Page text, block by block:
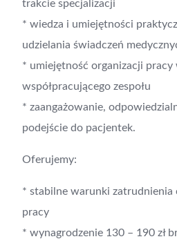
trakcie specjalizacji
* wiedza i umiejętności
udzielania świadczeń
* umiejętność organizacji pracy
współpracującego zespołu
* zaangażowanie,
podejście do pacjentek.
Oferujemy:
* stabilne warunki zatrudnienia
pracy​
* wynagrodzenie 130 – 190 zł